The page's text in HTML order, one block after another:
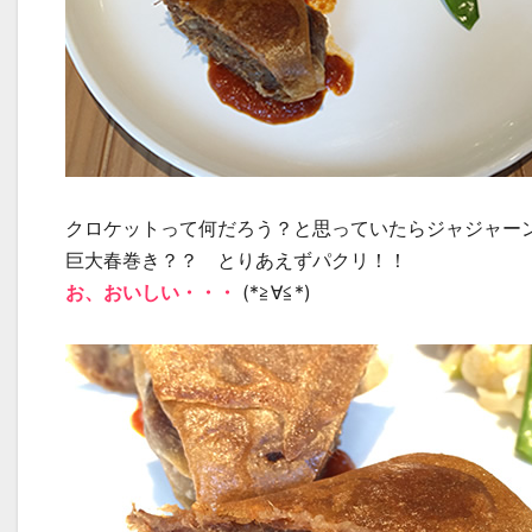
クロケットって何だろう？と思っていたらジャジャー
巨大春巻き？？ とりあえずパクリ！！
お、おいしい・・・ (*≧∀≦*)